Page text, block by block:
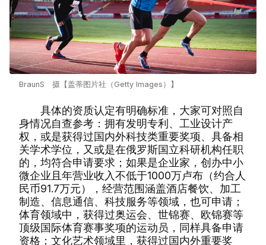
BraunS 摄【盖蒂图片社（Getty Images）】
具体的资质认定有明确标准，大家可对照自
身情况自查参考：拥有发明专利、工业设计产
权，或是获得过国内外科技类重要奖项、具备相
关学术学位，又或是在俄罗斯国立科研机构任职
的，均符合申请要求；如果是企业家，创办中小
微企业且年营业收入不低于1000万卢布（约合人
民币91.7万元），经营范围涵盖酒店餐饮、加工
制造、信息通信、科技服务等领域，也可申请；
体育领域中，获得过奥运会、世锦赛、欧锦赛等
顶级国际体育赛事奖项的运动员，同样具备申请
资格；文化艺术领域里，获得过国内外重要奖